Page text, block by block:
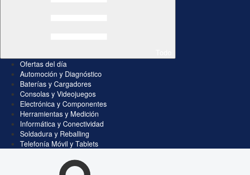
Ofertas del día
Automoción y Diagnóstico
Baterías y Cargadores
Consolas y Videojuegos
Electrónica y Componentes
Herramientas y Medición
Informática y Conectividad
Soldadura y Reballing
Telefonía Móvil y Tablets